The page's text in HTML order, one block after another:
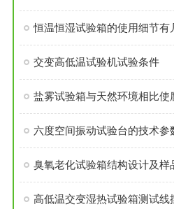
恒温恒湿试验箱的使用细节有
交变高低温试验机试验条件
盐雾试验箱与天然环境相比使
六度空间振动试验台的技术参
臭氧老化试验箱结构设计及样
高低温交变湿热试验箱测试线